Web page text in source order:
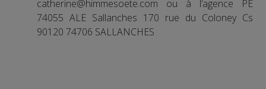
catherine@himmesoete.com ou à l’agence PE
74055 ALE Sallanches 170 rue du Coloney Cs
90120 74706 SALLANCHES